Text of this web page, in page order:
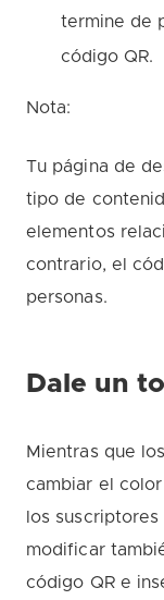
termine de
código QR.
Nota:
Tu página de
tipo de
elementos
contrario, el
personas.
Dale un
Mientras que
cambiar el
los
modificar
código QR e